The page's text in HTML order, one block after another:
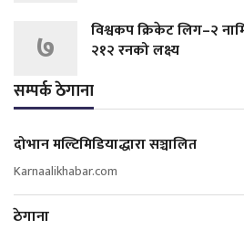
७
विश्वकप क्रिकेट लिग–२
२१२ रनको लक्ष्य
सम्पर्क ठेगाना
दोभान मल्टिमिडियाद्धारा सञ्चालित
Karnaalikhabar.com
ठेगाना